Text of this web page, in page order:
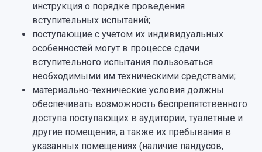
инструкция о порядке проведения
вступительных испытаний;
поступающие с учетом их индивидуальных
особенностей могут в процессе сдачи
вступительного испытания пользоваться
необходимыми им техническими средствами;
материально-технические условия должны
обеспечивать возможность беспрепятственного
доступа поступающих в аудитории, туалетные и
другие помещения, а также их пребывания в
указанных помещениях (наличие пандусов,